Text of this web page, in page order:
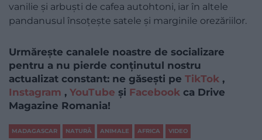
vanilie și arbuști de cafea autohtoni, iar în altele
pandanusul însoțește satele și marginile orezăriilor.
Urmărește canalele noastre de socializare
pentru a nu pierde conținutul nostru
actualizat constant: ne găsești pe TikTok ,
Instagram , YouTube și Facebook ca Drive
Magazine Romania!
MADAGASCAR NATURĂ ANIMALE AFRICA VIDEO